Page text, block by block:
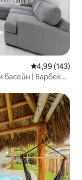
Средна
4,99 (143)
басейн | Барбекю